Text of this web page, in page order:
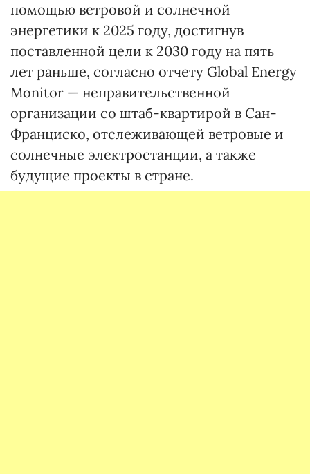
помощью ветровой и солнечной
энергетики к 2025 году, достигнув
поставленной цели к 2030 году на пять
лет раньше, согласно отчету Global Energy
Monitor — неправительственной
организации со штаб-квартирой в Сан-
Франциско, отслеживающей ветровые и
солнечные электростанции, а также
будущие проекты в стране.